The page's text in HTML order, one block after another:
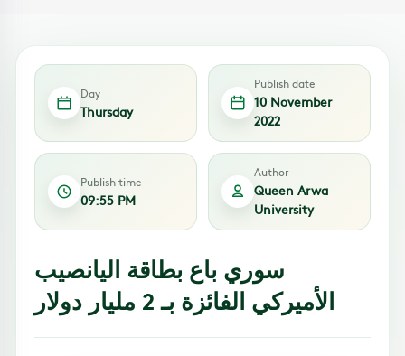
Day
Thursday
Publish date
10 November
2022
Publish time
09:55 PM
Author
Queen Arwa
University
سوري باع بطاقة اليانصيب
الأميركي الفائزة بـ 2 مليار دولار